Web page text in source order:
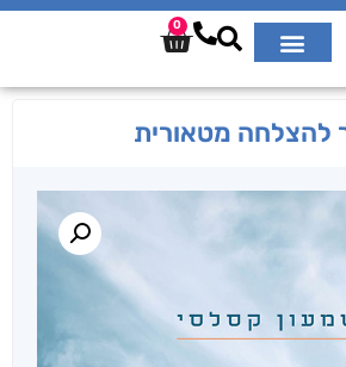
0
להצלחה מטאורית